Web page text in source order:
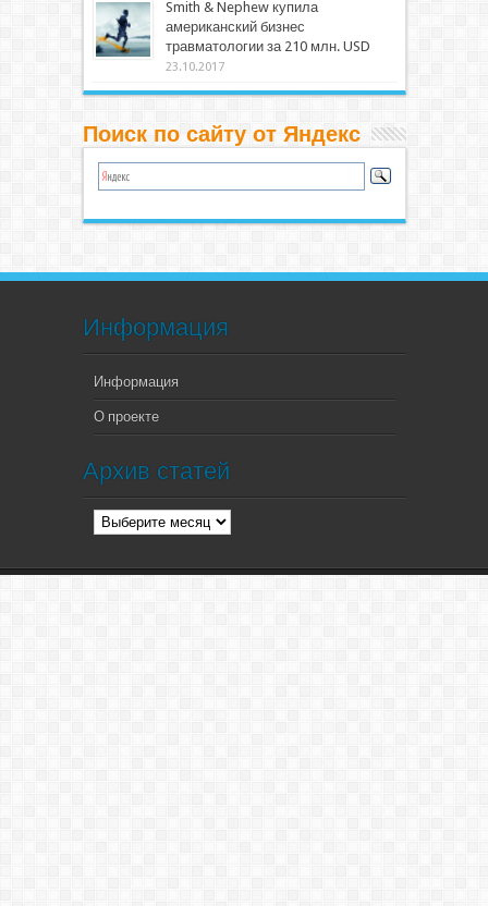
Smith & Nephew купила
американский бизнес
травматологии за 210 млн. USD
23.10.2017
Поиск по сайту от Яндекс
Информация
Информация
О проекте
Архив статей
Архив
статей